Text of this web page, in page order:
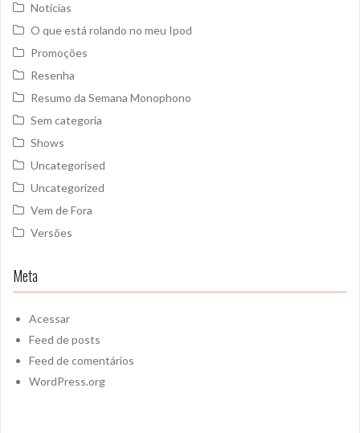
Notícias
O que está rolando no meu Ipod
Promoções
Resenha
Resumo da Semana Monophono
Sem categoria
Shows
Uncategorised
Uncategorized
Vem de Fora
Versões
Meta
Acessar
Feed de posts
Feed de comentários
WordPress.org